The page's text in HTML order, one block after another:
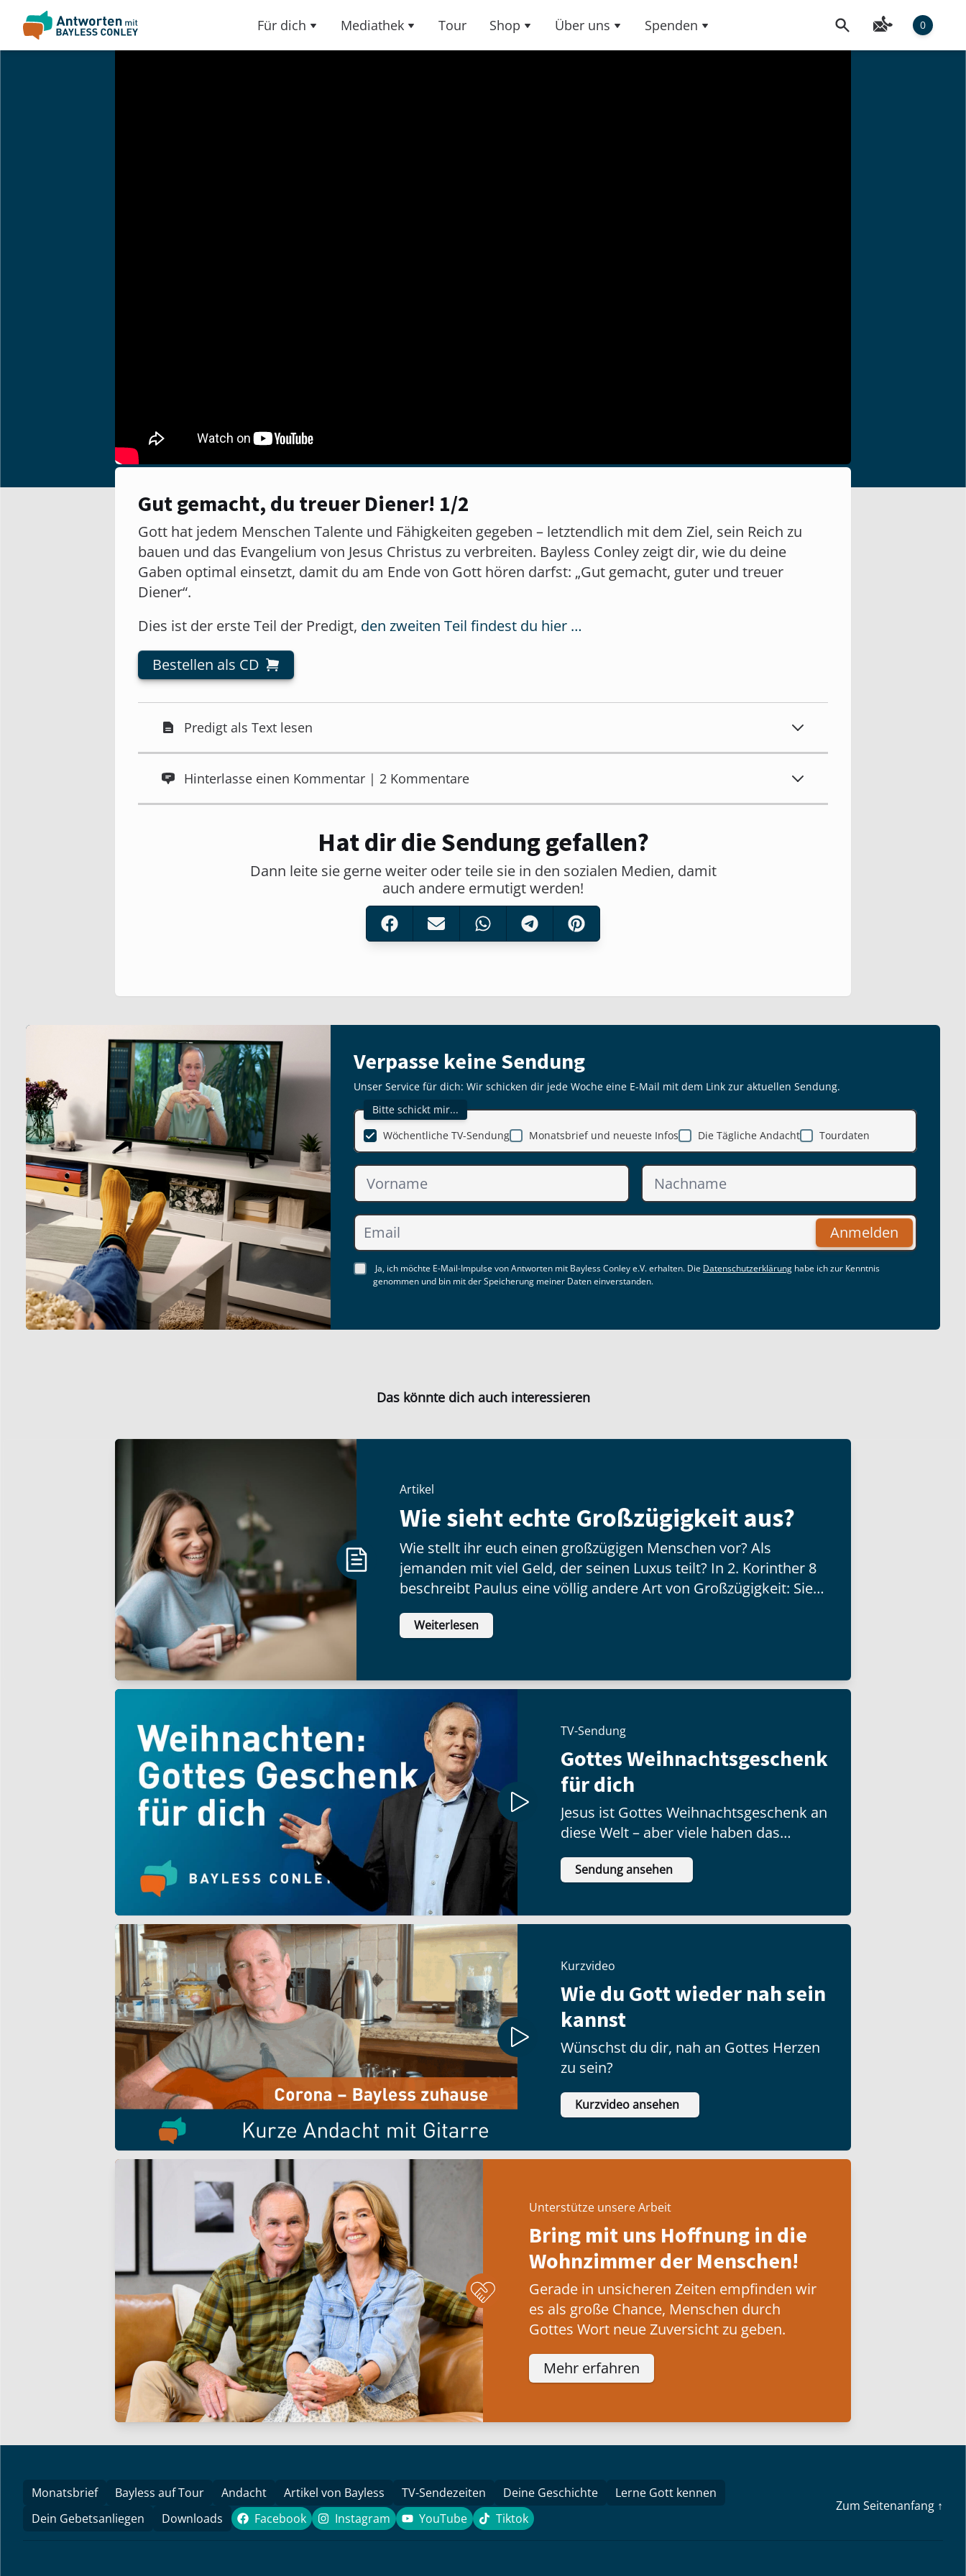
Für dich Mediathek Tour Shop Über uns Spenden 0
Gut gemacht, du treuer Diener! 1/2
Gott hat jedem Menschen Talente und Fähigkeiten gegeben – letztendlich mit dem Ziel, sein Reich zu
bauen und das Evangelium von Jesus Christus zu verbreiten. Bayless Conley zeigt dir, wie du deine
Gaben optimal einsetzt, damit du am Ende von Gott hören darfst: „Gut gemacht, guter und treuer
Diener“.
Dies ist der erste Teil der Predigt, den zweiten Teil findest du hier …
Bestellen als CD
Predigt als Text lesen
Hinterlasse einen Kommentar | 2 Kommentare
Hat dir die Sendung gefallen?
Dann leite sie gerne weiter oder teile sie in den sozialen Medien, damit
auch andere ermutigt werden!
Verpasse keine Sendung
Unser Service für dich: Wir schicken dir jede Woche eine E-Mail mit dem Link zur aktuellen Sendung.
Bitte schickt mir...
Monatsbrief und neueste Infos
Die Tägliche Andacht
Wöchentliche TV-Sendung Tourdaten
Anmelden
Ja, ich möchte E-Mail-Impulse von Antworten mit Bayless Conley e.V. erhalten. Die Datenschutzerklärung habe ich zur Kenntnis
genommen und bin mit der Speicherung meiner Daten einverstanden.
Das könnte dich auch interessieren
Artikel
Wie sieht echte Großzügigkeit aus?
Wie stellt ihr euch einen großzügigen Menschen vor? Als
jemanden mit viel Geld, der seinen Luxus teilt? In 2. Korinther 8
beschreibt Paulus eine völlig andere Art von Großzügigkeit: Sie
hat wenig zu tun mit dem, was jemand besitzt, sondern mit der
inneren Haltung:
Weiterlesen
TV-Sendung
Gottes Weihnachtsgeschenk
für dich
Jesus ist Gottes Weihnachtsgeschenk an
diese Welt – aber viele haben das
Geschenk noch nicht ausgepackt!
Sendung ansehen
Kurzvideo
Wie du Gott wieder nah sein
kannst
Wünschst du dir, nah an Gottes Herzen
zu sein?
Kurzvideo ansehen
Unterstütze unsere Arbeit
Bring mit uns Hoffnung in die
Wohnzimmer der Menschen!
Gerade in unsicheren Zeiten empfinden wir
es als große Chance, Menschen durch
Gottes Wort neue Zuversicht zu geben.
Mehr erfahren
Monatsbrief Bayless auf Tour Andacht Artikel von Bayless TV-Sendezeiten Deine Geschichte
Lerne Gott kennen
Dein Gebetsanliegen
Downloads Facebook
Facebook Instagram
Instagram YouTube
YouTube Tiktok
Tiktok
Zum Seitenanfang ↑